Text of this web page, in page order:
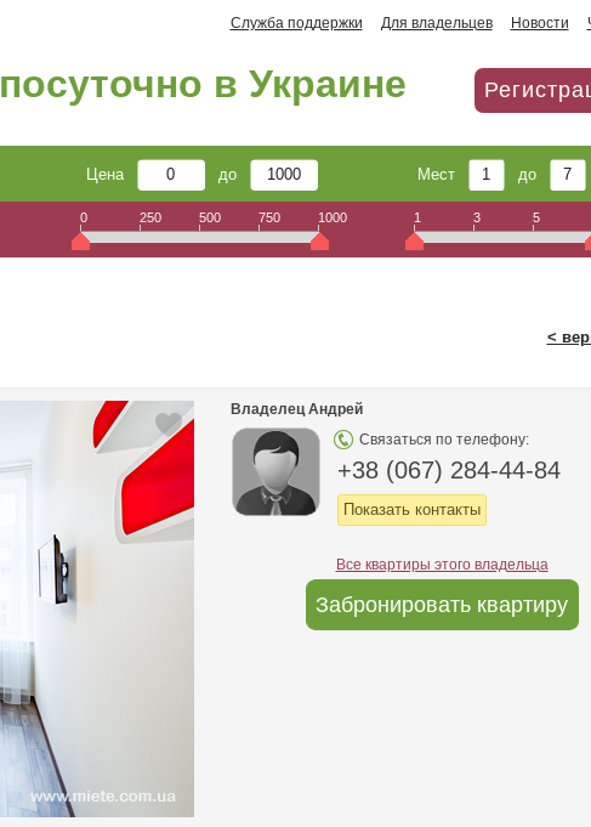
Служба поддержки Для владельцев Новости
посуточно в Украине
Цена до Мест до
0 250 500 750 1000 1 3 5
<
Владелец Андрей
Связаться по телефону:
+38 (067) 284-44-84
Показать контакты
Все квартиры этого владельца
Забронировать квартиру